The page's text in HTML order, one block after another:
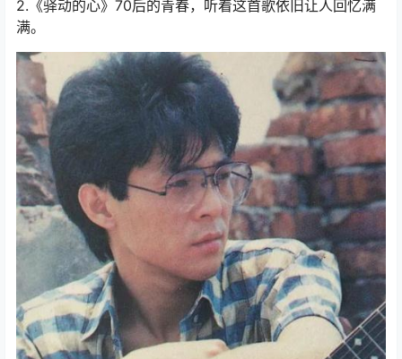
2.《驿动的心》70后的青春，听着这首歌依旧让人回忆满
满。